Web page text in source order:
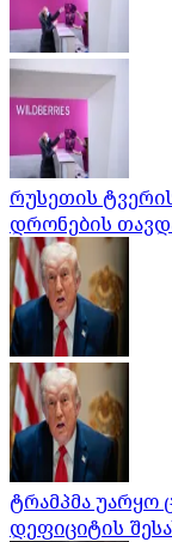
რუსეთის
დრონების
ტრამპმა უარყო
დეფიციტის